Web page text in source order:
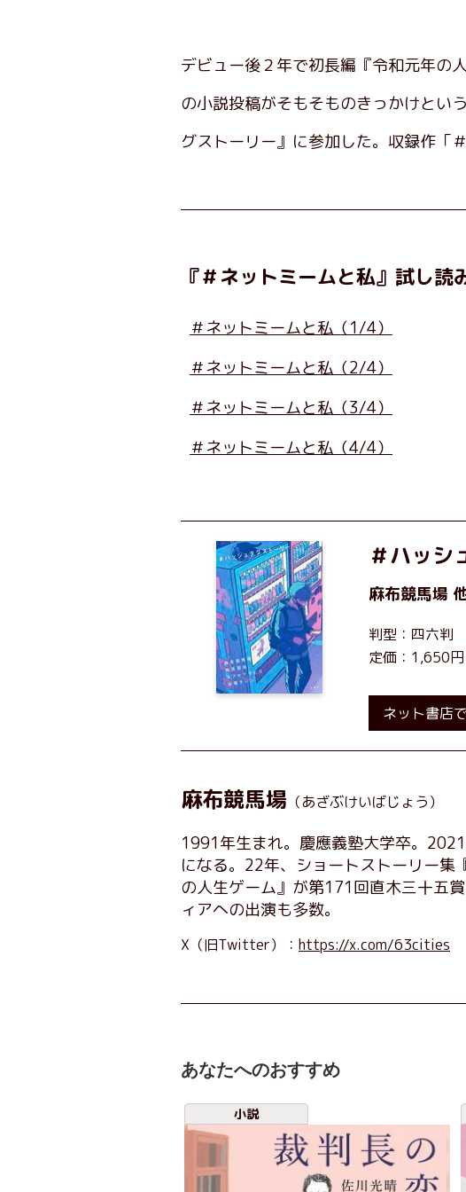
デビュー後２年で初長編『令和元年の
の小説投稿がそもそものきっかけとい
グストーリー』に参加した。収録作「
『＃ネットミームと私』試し読
＃ネットミームと私（1/4）
＃ネットミームと私（2/4）
＃ネットミームと私（3/4）
＃ネットミームと私（4/4）
＃ハッシ
麻布競馬場
判型：四六判
定価：1,650円
ネット書店
麻布競馬場 （あざぶけいばじょう）
1991年生まれ。慶應義塾大学卒。
になる。22年、ショートストーリー
の人生ゲーム』が第171回直木三十五
ィアへの出演も多数。
X（旧Twitter）： https://x.com/63cities
あなたへのおすすめ
小説